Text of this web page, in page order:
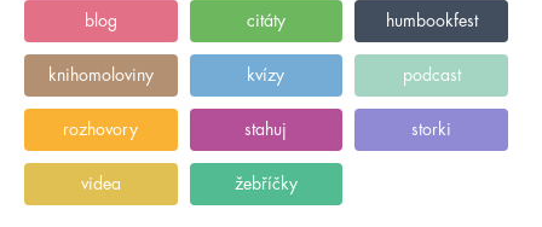
blog citáty humbookfest
knihomoloviny kvízy podcast
rozhovory stahuj storki
videa žebříčky